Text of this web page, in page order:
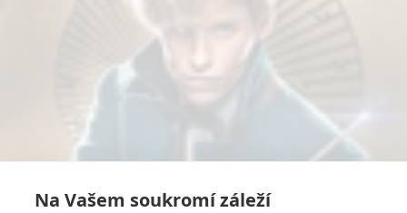
Na Vašem soukromí záleží